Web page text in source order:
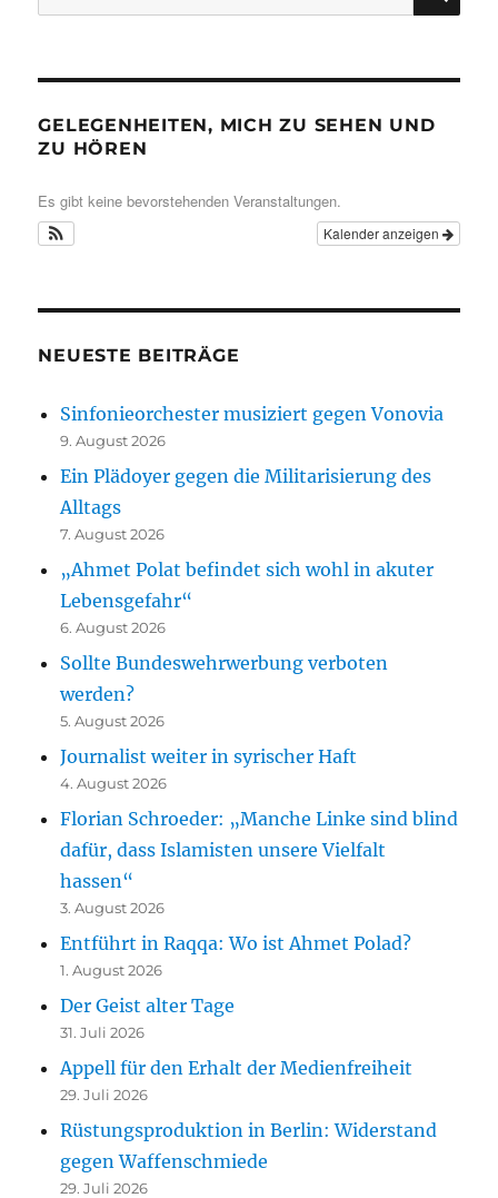
nach:
GELEGENHEITEN, MICH ZU SEHEN UND
ZU HÖREN
Es gibt keine bevorstehenden Veranstaltungen.
Kalender anzeigen
NEUESTE BEITRÄGE
Sinfonieorchester musiziert gegen Vonovia
9. August 2026
Ein Plädoyer gegen die Militarisierung des
Alltags
7. August 2026
„Ahmet Polat befindet sich wohl in akuter
Lebensgefahr“
6. August 2026
Sollte Bundeswehrwerbung verboten
werden?
5. August 2026
Journalist weiter in syrischer Haft
4. August 2026
Florian Schroeder: „Manche Linke sind blind
dafür, dass Islamisten unsere Vielfalt
hassen“
3. August 2026
Entführt in Raqqa: Wo ist Ahmet Polad?
1. August 2026
Der Geist alter Tage
31. Juli 2026
Appell für den Erhalt der Medienfreiheit
29. Juli 2026
Rüstungsproduktion in Berlin: Widerstand
gegen Waffenschmiede
29. Juli 2026